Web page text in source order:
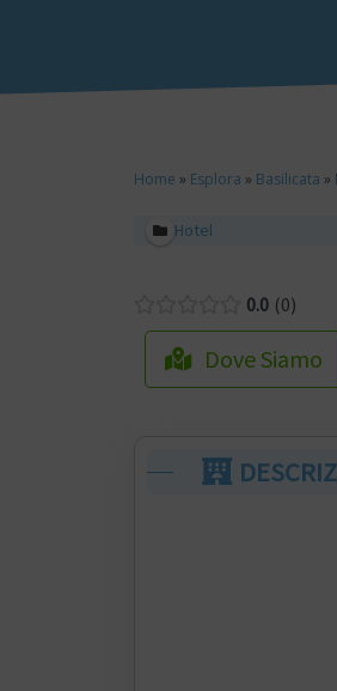
Home » Esplora » Basilicata »
Hotel
0.0 0
Dove Siamo